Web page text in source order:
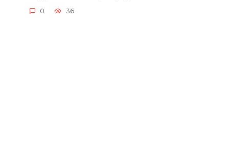
0 36